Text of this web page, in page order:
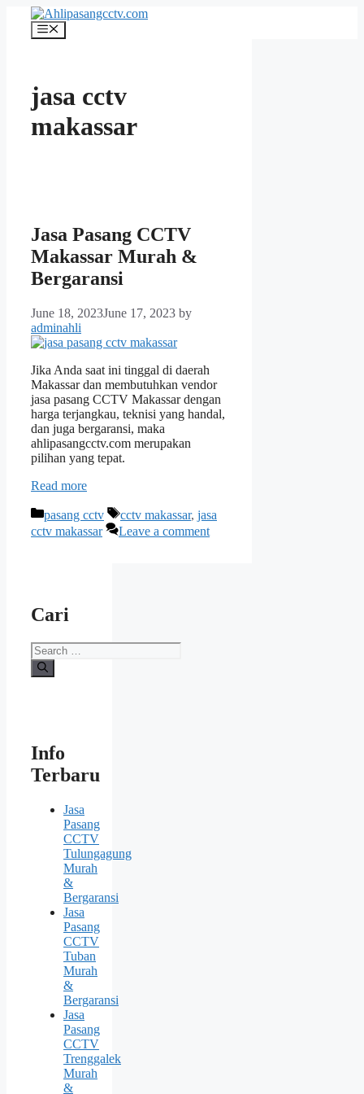
content
Menu
jasa cctv
makassar
Jasa Pasang CCTV
Makassar Murah &
Bergaransi
June 18, 2023June 17, 2023 by
adminahli
Jika Anda saat ini tinggal di daerah
Makassar dan membutuhkan vendor
jasa pasang CCTV Makassar dengan
harga terjangkau, teknisi yang handal,
dan juga bergaransi, maka
ahlipasangcctv.com merupakan
pilihan yang tepat.
Read more
Categories
pasang cctv Tags
cctv makassar, jasa
cctv makassar
Leave a comment
Cari
Search
for:
Info
Terbaru
Jasa
Pasang
CCTV
Tulungagung
Murah
&
Bergaransi
Jasa
Pasang
CCTV
Tuban
Murah
&
Bergaransi
Jasa
Pasang
CCTV
Trenggalek
Murah
&